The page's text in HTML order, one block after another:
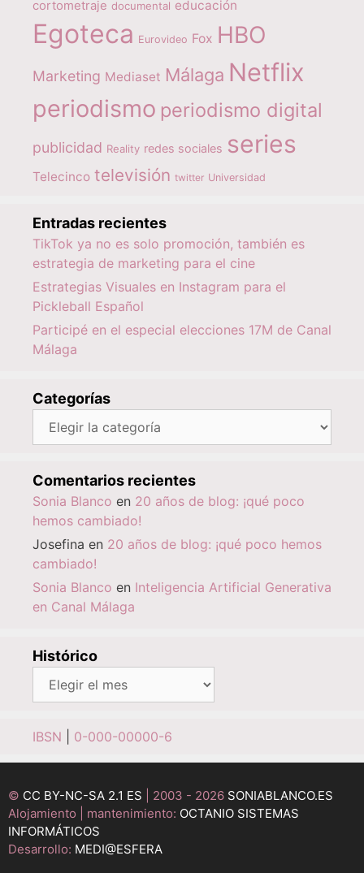
cortometraje documental educación
Egoteca Eurovideo Fox HBO
Marketing Mediaset Málaga Netflix
periodismo periodismo digital
publicidad Reality redes sociales series
Telecinco televisión twitter Universidad
Entradas recientes
TikTok ya no es solo promoción, también es
estrategia de marketing para el cine
Estrategias Visuales en Instagram para el
Pickleball Español
Participé en el especial elecciones 17M de Canal
Málaga
Categorías
Comentarios recientes
Sonia Blanco en 20 años de blog: ¡qué poco
hemos cambiado!
Josefina en 20 años de blog: ¡qué poco hemos
cambiado!
Sonia Blanco en Inteligencia Artificial Generativa
en Canal Málaga
Histórico
IBSN 0-000-00000-6
© CC BY-NC-SA 2.1 ES | 2003 - 2026 SONIABLANCO.ES
Alojamiento | mantenimiento: OCTANIO SISTEMAS
INFORMÁTICOS
Desarrollo: MEDI@ESFERA